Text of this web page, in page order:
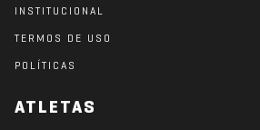
INSTITUCIONAL
TERMOS DE USO
POLÍTICAS
ATLETAS